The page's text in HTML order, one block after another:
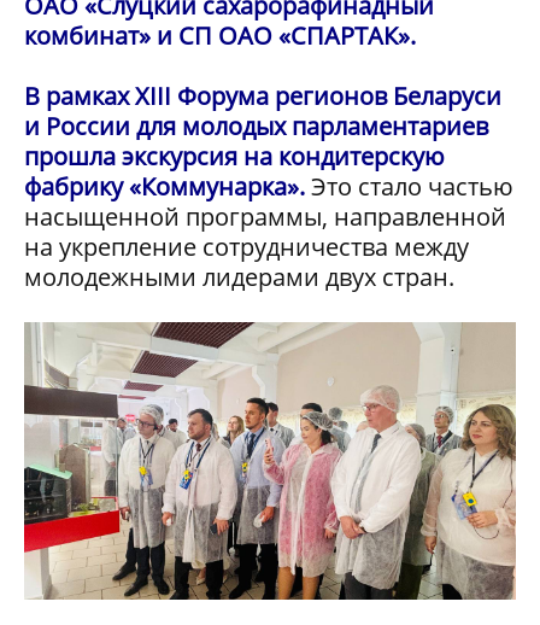
комбинат» и СП ОАО «СПАРТАК».
В рамках XIII Форума регионов Беларуси
и России для молодых парламентариев
прошла экскурсия на кондитерскую
фабрику «Коммунарка».Это стало частью
насыщенной программы, направленной
на укрепление сотрудничества между
молодежными лидерами двух стран.